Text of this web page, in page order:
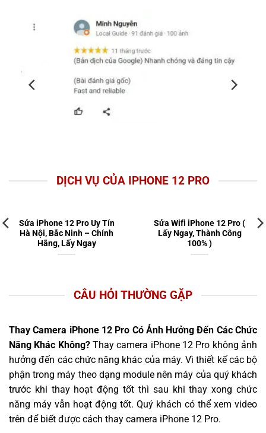
DỊCH VỤ CỦA IPHONE 12 PRO
Sửa iPhone 12 Pro Uy Tín
Hà Nội, Bắc Ninh – Chính
Hãng, Lấy Ngay
Sửa Wifi iPhone 12 Pro (
Lấy Ngay, Thành Công
100% )
CÂU HỎI THƯỜNG GẶP
Thay Camera iPhone 12 Pro Có Ảnh Hưởng Đến Các Chức
Năng Khác Không?Thay camera iPhone 12 Pro không ảnh
hưởng đến các chức năng khác của máy. Vì thiết kế các bộ
phận trong máy theo dạng module nên máy của quý khách
trước khi thay hoạt động tốt thì sau khi thay xong chức
năng máy vẫn hoạt động tốt. Quý khách có thể xem video
trên để biết được cách thay camera iPhone 12 Pro.